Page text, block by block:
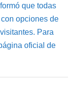
que todas
opciones de
Para
oficial de